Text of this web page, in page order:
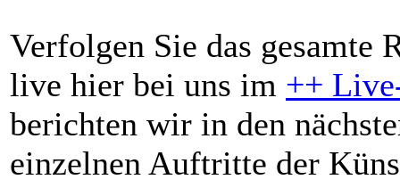
Verfolgen Sie das gesamte
live hier bei uns im ++
berichten wir in den
einzelnen Auftritte der